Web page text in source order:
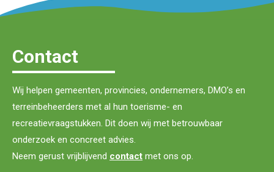
Contact
Wij helpen gemeenten, provincies, ondernemers, DMO’s en
terreinbeheerders met al hun toerisme- en
recreatievraagstukken. Dit doen wij met betrouwbaar
onderzoek en concreet advies.
Neem gerust vrijblijvend contact met ons op.